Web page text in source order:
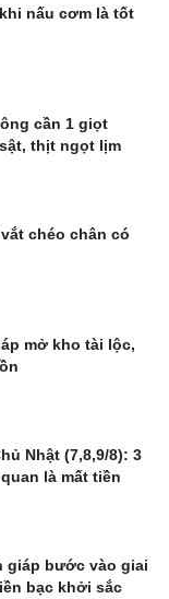
nấu cơm là tốt
cần 1 giọt
thịt ngọt lịm
chéo chân có
mở kho tài lộc,
Nhật (7,8,9/8): 3
là mất tiền
giáp bước vào giai
bạc khởi sắc